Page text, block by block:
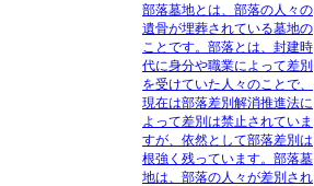
部落墓地とは、 部落の人々の
遺骨が埋葬されている墓地の
ことです。部落とは、 封建時
代に身分や職業によって差別
を受けていた人々のことで、
現在は部落差別解消推進法に
よって差別は禁止されていま
すが、依然として部落差別は
根強く残っています。部落墓
地は、 部落の人々が差別され